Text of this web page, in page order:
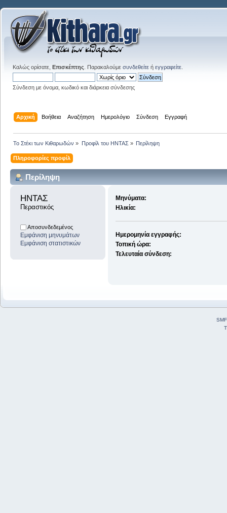
Καλώς ορίσατε, Επισκέπτης . Παρακαλούμε συνδεθείτε ή εγγραφείτε
Σύνδεση με όνομα, κωδικό και διάρκεια σύνδεσης
Αρχική Βοήθεια Αναζήτηση Ημερολόγιο Σύνδεση Εγγραφή
Το Στέκι των Κιθαρωδών » Προφίλ του ΗΝΤΑΣ » Περίληψη
Πληροφορίες προφίλ
Περίληψη
ΗΝΤΑΣ
Περαστικός
Αποσυνδεδεμένος
Εμφάνιση μηνυμάτων
Εμφάνιση στατιστικών
Μηνύματα:
Ηλικία:
Ημερομηνία εγγραφής:
Τοπική ώρα:
Τελευταία σύνδεση: